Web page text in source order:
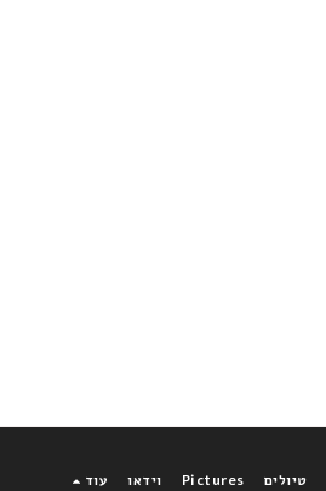
טיולים Pictures וידאו עוד